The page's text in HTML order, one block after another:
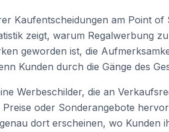
Kaufentscheidungen am Point of
zeigt, warum Regalwerbung
geworden ist, die
Kunden durch die Gänge des
Werbeschilder, die an
oder Sonderangebote
dort erscheinen, wo Kunden